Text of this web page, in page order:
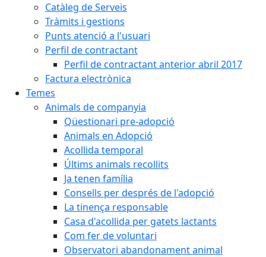
Catàleg de Serveis
Tràmits i gestions
Punts atenció a l'usuari
Perfil de contractant
Perfil de contractant anterior abril 2017
Factura electrònica
Temes
Animals de companyia
Qüestionari pre-adopció
Animals en Adopció
Acollida temporal
Últims animals recollits
Ja tenen família
Consells per després de l'adopció
La tinença responsable
Casa d'acollida per gatets lactants
Com fer de voluntari
Observatori abandonament animal